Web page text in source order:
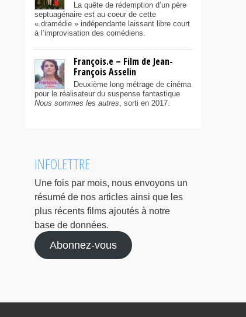
La quête de rédemption d’un père
septuagénaire est au coeur de cette
« dramédie » indépendante laissant libre court
à l’improvisation des comédiens.
François.e – Film de Jean-
François Asselin
Deuxième long métrage de cinéma
pour le réalisateur du suspense fantastique
Nous sommes les autres, sorti en 2017.
INFOLETTRE
Une fois par mois, nous envoyons un
résumé de nos articles ainsi que les
plus récents films ajoutés à notre
base de données.
Abonnez-vous